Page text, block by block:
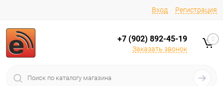
Вход Регистрация
+7 (902) 892-45-19
Заказать звонок
0